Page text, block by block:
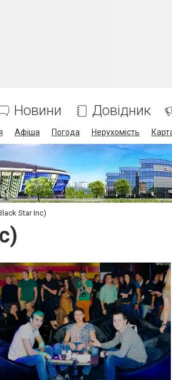
Новини Довідник
Афіша Погода Нерухомість
Star Inc)